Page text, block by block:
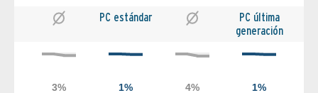
PC estándar
PC última
generación